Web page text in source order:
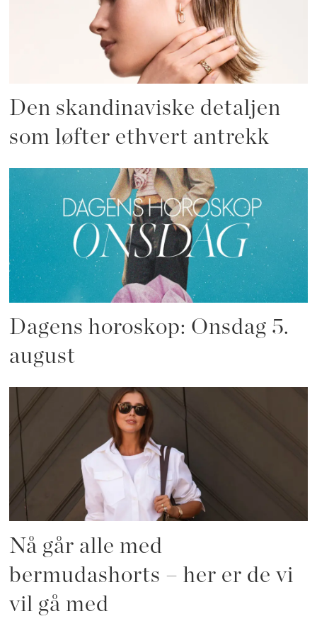
Den skandinaviske detaljen
som løfter ethvert antrekk
Dagens horoskop: Onsdag 5.
august
Nå går alle med
bermudashorts – her er de vi
vil gå med